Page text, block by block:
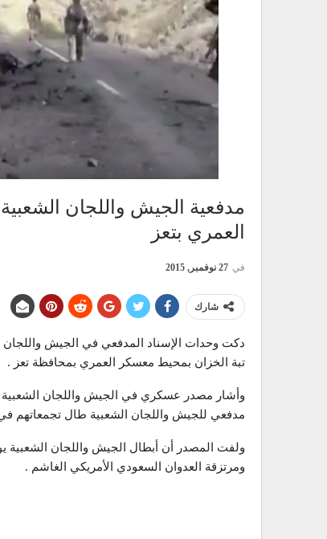
مدفعية الجيش واللجان
العمري بتعز
في 27 نوفمبر, 2015
شارك
دكت وحدات الإسناد المدفعي في الجيش واللجان
تبة الخزان بمحيط معسكر العمري بمحافظة تعز .
وأشار مصدر عسكري في الجيش واللجان الشعبية
مدفعي للجيش واللجان الشعبية طال تجمعاتهم
ولفت المصدر أن أبطال الجيش واللجان الشعبية
ومرتزقة العدوان السعودي الأمريكي الغاشم .